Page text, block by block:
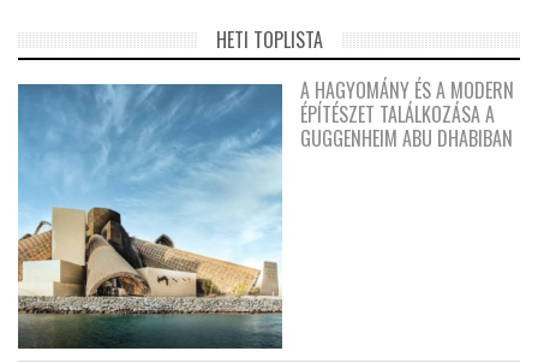
HETI TOPLISTA
A HAGYOMÁNY ÉS A MODERN
ÉPÍTÉSZET TALÁLKOZÁSA A
GUGGENHEIM ABU DHABIBAN